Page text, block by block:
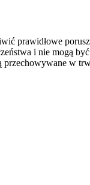
prawidłowe
i nie mogą
w